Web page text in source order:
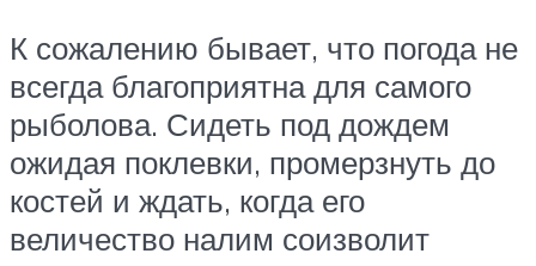
К сожалению бывает, что погода не
всегда благоприятна для самого
рыболова. Сидеть под дождем
ожидая поклевки, промерзнуть до
костей и ждать, когда его
величество налим соизволит